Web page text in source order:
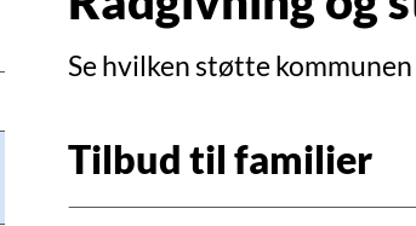
Se hvilken støtte
Tilbud til familier